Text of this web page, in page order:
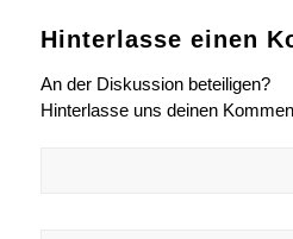
Hinterlasse einen
An der Diskussion beteiligen?
Hinterlasse uns deinen